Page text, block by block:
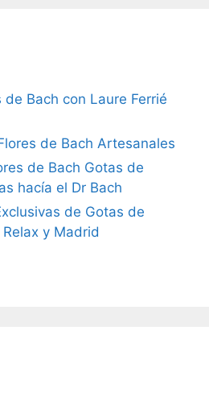
Bach con Laure Ferrié
de Bach Artesanales
de Bach Gotas de
hacía el Dr Bach
de Gotas de
y Madrid